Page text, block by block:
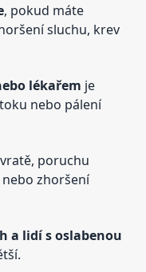
, pokud máte
sluchu, krev
lékařem je
nebo pálení
poruchu
zhoršení
a lidí s oslabenou